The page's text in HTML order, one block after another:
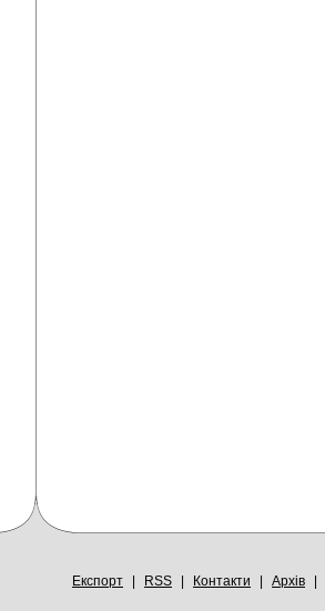
Експорт RSS Контакти Архів